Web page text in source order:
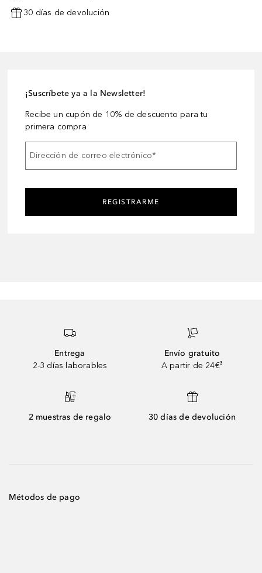
30 días de devolución
¡Suscríbete ya a la Newsletter!
Recibe un cupón de 10% de descuento para tu
primera compra
Dirección de correo electrónico*
REGISTRARME
Entrega
2-3 días laborables
Envío gratuito
A partir de 24€³
2 muestras de regalo 30 días de devolución
Métodos de pago